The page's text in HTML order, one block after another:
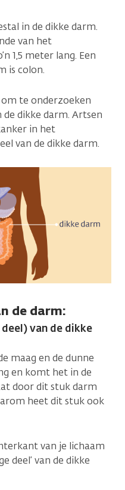
in de dikke darm.
van het
1,5 meter lang. Een
is colon.
te onderzoeken
dikke darm. Artsen
in het
van de dikke darm.
de darm:
van de dikke
maag en de dunne
en komt het in de
door dit stuk darm
heet dit stuk ook
van je lichaam
deel’ van de dikke